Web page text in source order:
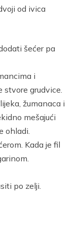
od ivica
šećer pa
i
stvore grudvice.
žumanaca i
mešajući
ohladi.
Kada je fil
po zelji.